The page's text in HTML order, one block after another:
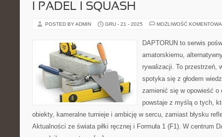
I PADEL I SQUASH
POSTED BY ADMIN GRU - 21 - 2025 MOŻLIWOŚĆ
DAPTORUN to serwis
amatorskiemu,
rywalizacji. To przestrzeń,
spotyka się z głodem
zamienić się w opowieść o
powstaje z myślą o tych,
obiekty, kameralne turnieje i ambicję w sercu, zamiast błysku
Aktualności ze świata piłki ręcznej i Formuła 1 (F1). W centrum